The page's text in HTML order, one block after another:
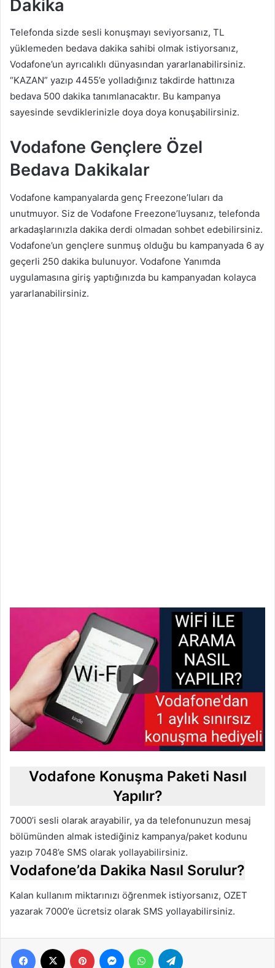
Dakika
Telefonda sizde sesli konuşmayı seviyorsanız, TL
yüklemeden bedava dakika sahibi olmak istiyorsanız,
Vodafone’un ayrıcalıklı dünyasından yararlanabilirsiniz.
“KAZAN” yazıp 4455’e yolladığınız takdirde hattınıza
bedava 500 dakika tanımlanacaktır. Bu kampanya
sayesinde sevdiklerinizle doya doya konuşabilirsiniz.
Vodafone Gençlere Özel
Bedava Dakikalar
Vodafone kampanyalarda genç Freezone’luları da
unutmuyor. Siz de Vodafone Freezone’luysanız, telefonda
arkadaşlarınızla dakika derdi olmadan sohbet edebilirsiniz.
Vodafone’un gençlere sunmuş olduğu bu kampanyada 6 ay
geçerli 250 dakika bulunuyor. Vodafone Yanımda
uygulamasına giriş yaptığınızda bu kampanyadan kolayca
yararlanabilirsiniz.
Vodafone Konuşma Paketi Nasıl
Yapılır?
7000’i sesli olarak arayabilir, ya da telefonunuzun mesaj
bölümünden almak istediğiniz kampanya/paket kodunu
yazıp 7048’e SMS olarak yollayabilirsiniz.
Vodafone’da Dakika Nasıl Sorulur?
Kalan kullanım miktarınızı öğrenmek istiyorsanız, OZET
yazarak 7000’e ücretsiz olarak SMS yollayabilirsiniz.
Facebook Pinterest MessengerWhatsApp